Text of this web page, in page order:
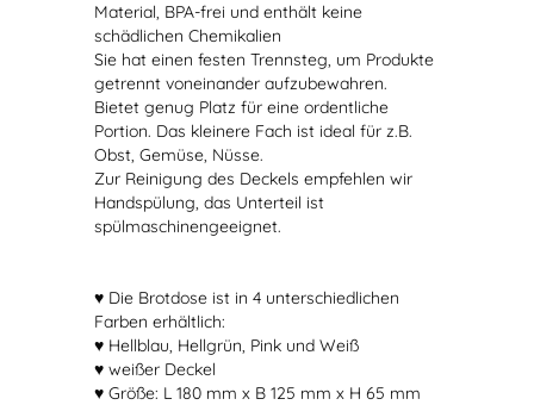
Material, BPA-frei und enthält keine
schädlichen Chemikalien
Sie hat einen festen Trennsteg, um Produkte
getrennt voneinander aufzubewahren.
Bietet genug Platz für eine ordentliche
Portion. Das kleinere Fach ist ideal für z.B.
Obst, Gemüse, Nüsse.
Zur Reinigung des Deckels empfehlen wir
Handspülung, das Unterteil ist
spülmaschinengeeignet.
♥ Die Brotdose ist in 4 unterschiedlichen
Farben erhältlich:
♥ Hellblau, Hellgrün, Pink und Weiß
♥ weißer Deckel
♥ Größe: L 180 mm x B 125 mm x H 65 mm